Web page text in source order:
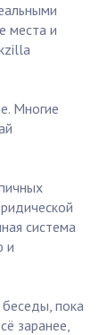
места и
Многие
система
и
пока
заранее,